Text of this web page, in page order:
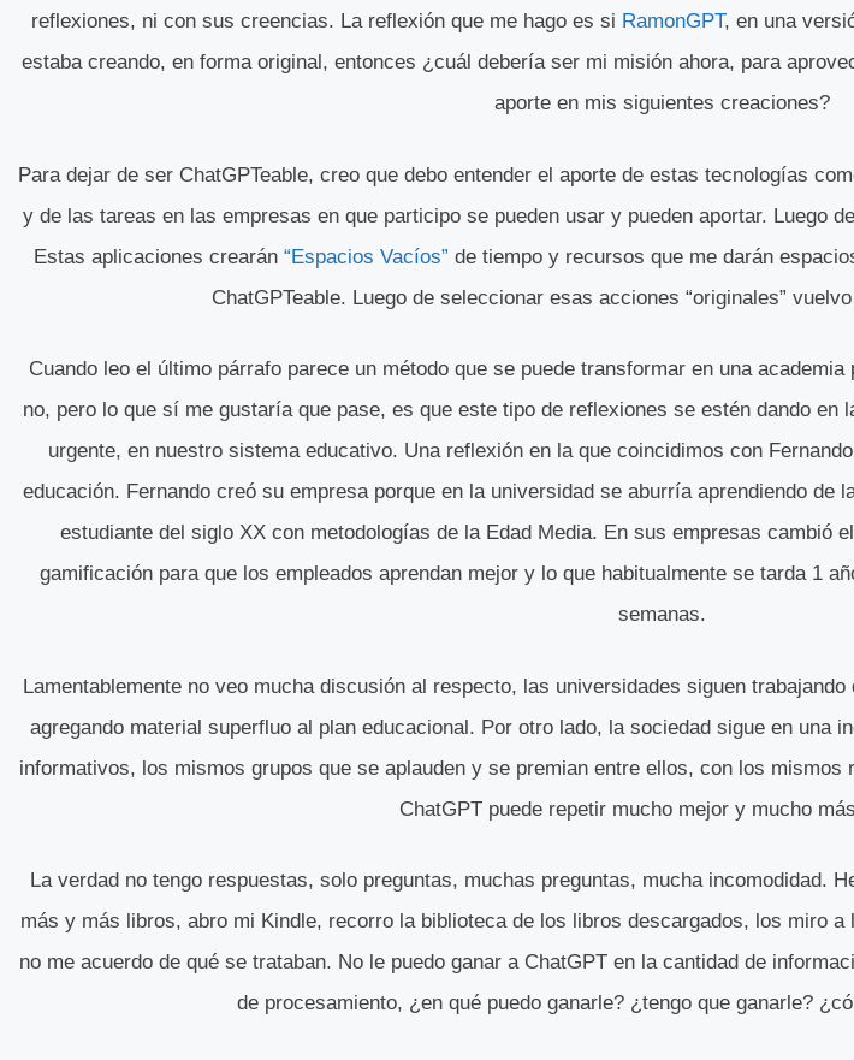
reflexiones, ni con sus creencias. La reflexión que me hago es si RamonGPT, en una
estaba creando, en forma original, entonces ¿cuál debería ser mi misión ahora, para
aporte en mis siguientes creaciones?
Para dejar de ser ChatGPTeable, creo que debo entender el aporte de estas tecnologías
y de las tareas en las empresas en que participo se pueden usar y pueden aportar. Luego
Estas aplicaciones crearán “Espacios Vacíos” de tiempo y recursos que me darán
ChatGPTeable. Luego de seleccionar esas acciones “originales”
Cuando leo el último párrafo parece un método que se puede transformar en una
no, pero lo que sí me gustaría que pase, es que este tipo de reflexiones se estén dando
urgente, en nuestro sistema educativo. Una reflexión en la que coincidimos con
educación. Fernando creó su empresa porque en la universidad se aburría aprendiendo de
estudiante del siglo XX con metodologías de la Edad Media. En sus empresas cambió
gamificación para que los empleados aprendan mejor y lo que habitualmente se tarda 1
semanas.
Lamentablemente no veo mucha discusión al respecto, las universidades siguen
agregando material superfluo al plan educacional. Por otro lado, la sociedad sigue en una
informativos, los mismos grupos que se aplauden y se premian entre ellos, con los
ChatGPT puede repetir mucho mejor y mucho
La verdad no tengo respuestas, solo preguntas, muchas preguntas, mucha incomodidad.
más y más libros, abro mi Kindle, recorro la biblioteca de los libros descargados, los miro
no me acuerdo de qué se trataban. No le puedo ganar a ChatGPT en la cantidad de
de procesamiento, ¿en qué puedo ganarle? ¿tengo que ganarle?